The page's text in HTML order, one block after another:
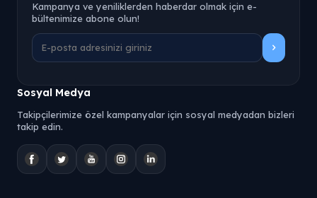
Kampanya ve yeniliklerden haberdar olmak için e-
bültenimize abone olun!
Sosyal Medya
Takipçilerimize özel kampanyalar için sosyal medyadan bizleri
takip edin.